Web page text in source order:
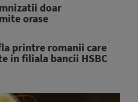
doar
orase
printre romanii care
in filiala bancii HSBC